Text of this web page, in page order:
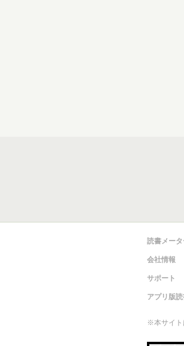
読書メー
会社情報
サポート
アプリ版
※本サイト